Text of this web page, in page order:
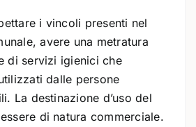
i vincoli presenti nel
avere una metratura
di servizi igienici che
dalle persone
La destinazione d’uso del
di natura commerciale.